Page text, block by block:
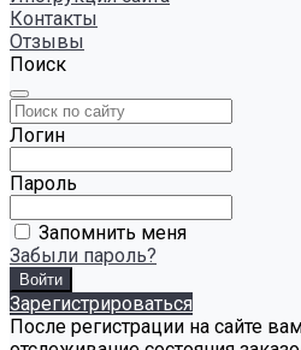
Контакты
Отзывы
Поиск
Логин
Пароль
Запомнить меня
Забыли пароль?
Зарегистрироваться
После регистрации на сайте